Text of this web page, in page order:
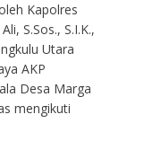
Kapolres
S.Sos., S.I.K.,
Utara
AKP
Desa Marga
mengikuti